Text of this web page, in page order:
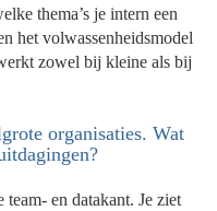
thema’s je intern een
het volwassenheidsmodel
zowel bij kleine als bij
organisaties. Wat
en datakant. Je ziet